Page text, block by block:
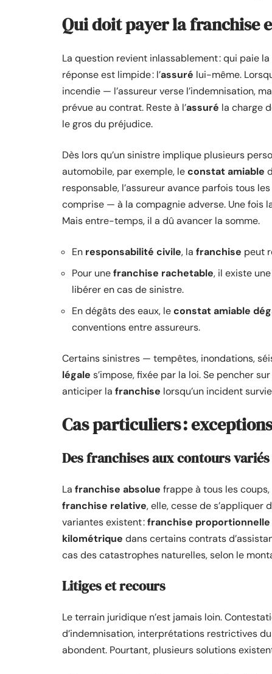
Qui doit payer la franchise
La question revient inlassablement : qui paie la
réponse est limpide : l’assuré lui-même.
incendie — l’assureur verse l’indemnisation,
prévue au contrat. Reste à l’assuré la charge
le gros du préjudice.
Dès lors qu’un sinistre implique plusieurs
automobile, par exemple, leconstat amiable
responsable, l’assureur avance parfois tous
comprise — à la compagnie adverse. Une fois
Mais entre-temps, il a dû avancer la somme.
En responsabilité civile, la franchise peut
Pour unefranchise rachetable, il existe
libérer en cas de sinistre.
En dégâts des eaux, leconstat amiable
conventions entre assureurs.
Certains sinistres — tempêtes, inondations,
légale s’impose, fixée par la loi. Se pencher
anticiper la franchise lorsqu’un incident
Cas particuliers :
Des franchises aux contours variés
La franchise absolue frappe à tous les
franchise relative, elle, cesse de s’appliquer
variantes existent :franchise proportionnelle
kilométrique dans certains contrats
cas des catastrophes naturelles, selon le
Litiges et recours
Le terrain juridique n’est jamais loin.
d’indemnisation, interprétations restrictives
abondent. Pourtant, plusieurs solutions